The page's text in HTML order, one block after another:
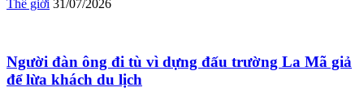
Thế giới 31/07/2026
Người đàn ông đi tù vì dựng đấu trường La Mã giả
để lừa khách du lịch